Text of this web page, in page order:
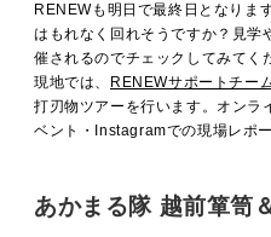
ACCESS /
RENEWも明日で最終日となりま
はもれなく回れそうですか？見学
催されるのでチェックしてみてく
現地では、
RENEWサポートチー
打刃物ツアーを行います。オンラ
ベント・Instagramでの現場レポ
あかまる隊 越前箪笥